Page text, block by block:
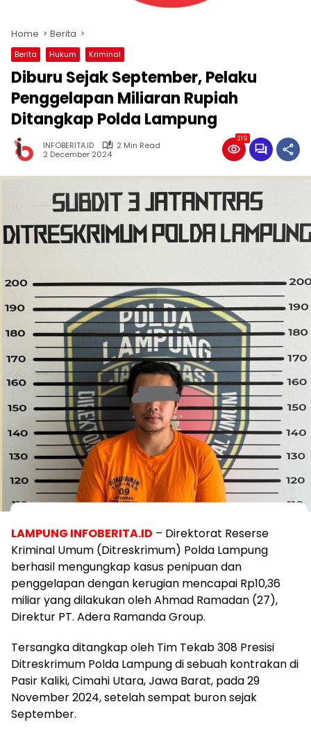
Home Berita
Berita Hukum Kriminal
Diburu Sejak September, Pelaku
Penggelapan Miliaran Rupiah
Ditangkap Polda Lampung
INFOBERITA.ID
2 Min Read
2 December 2024
219
LAMPUNG INFOBERITA.ID – Direktorat Reserse
Kriminal Umum (Ditreskrimum) Polda Lampung
berhasil mengungkap kasus penipuan dan
penggelapan dengan kerugian mencapai Rp10,36
miliar yang dilakukan oleh Ahmad Ramadan (27),
Direktur PT. Adera Ramanda Group.
Tersangka ditangkap oleh Tim Tekab 308 Presisi
Ditreskrimum Polda Lampung di sebuah kontrakan di
Pasir Kaliki, Cimahi Utara, Jawa Barat, pada 29
November 2024, setelah sempat buron sejak
September.